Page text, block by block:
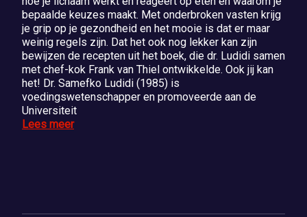
bepaalde keuzes maakt. Met onderbroken vasten krijg
je grip op je gezondheid en het mooie is dat er maar
weinig regels zijn. Dat het ook nog lekker kan zijn
bewijzen de recepten uit het boek, die dr. Ludidi samen
met chef-kok Frank van Thiel ontwikkelde. Ook jij kan
het! Dr. Samefko Ludidi (1985) is
voedingswetenschapper en promoveerde aan de
Universiteit
Lees meer